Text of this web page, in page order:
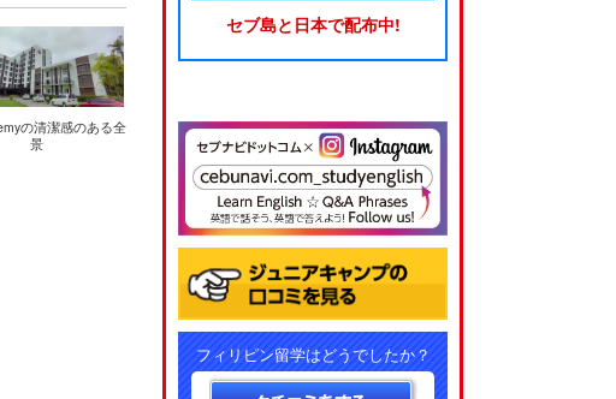
の清潔感のある全
景
セブ島と日本で配布中!
フィリピン留学はどうでしたか？